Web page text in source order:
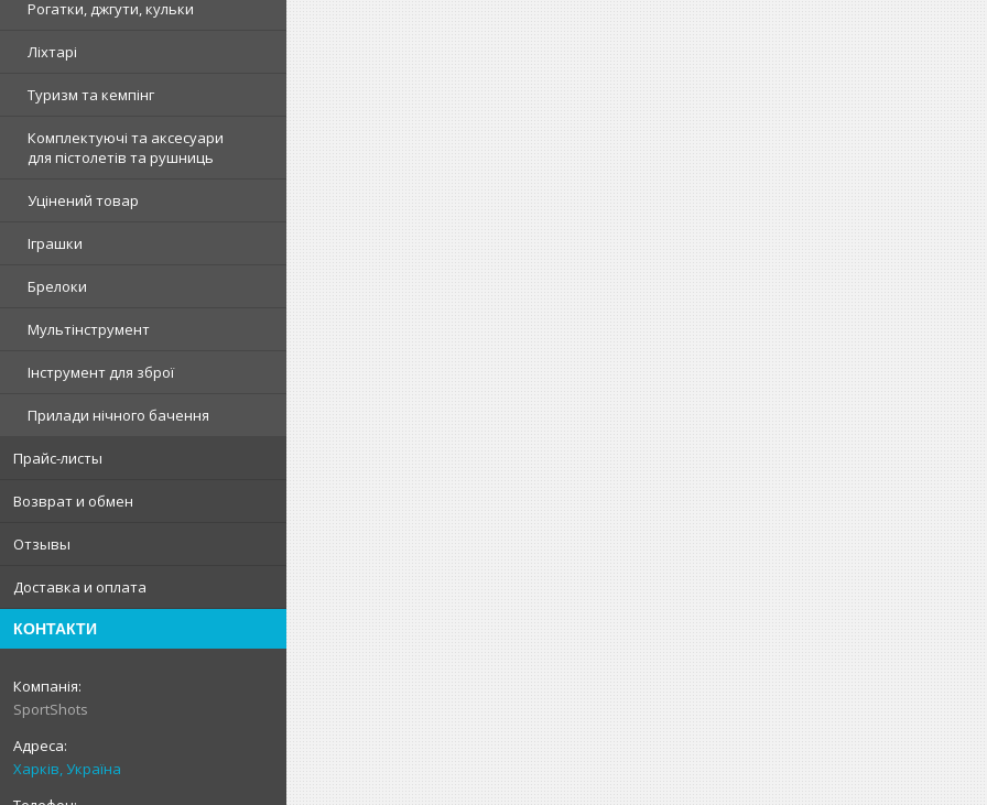
Рогатки, джгути, кульки
Ліхтарі
Туризм та кемпінг
Комплектуючі та аксесуари
для пістолетів та рушниць
Уцінений товар
Іграшки
Брелоки
Мультінструмент
Інструмент для зброї
Прилади нічного бачення
Прайс-листы
Возврат и обмен
Отзывы
Доставка и оплата
КОНТАКТИ
SportShots
Харків, Україна